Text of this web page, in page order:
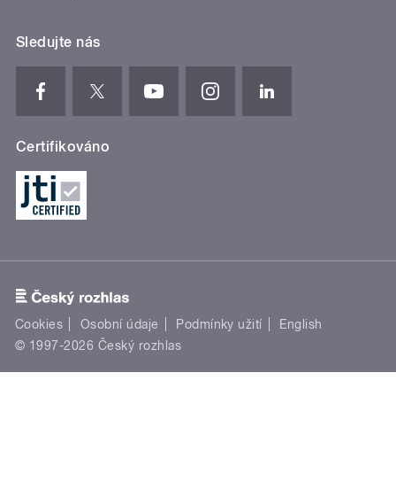
Sledujte nás
Certifikováno
Cookies Osobní údaje Podmínky užití
English
© 1997-2026 Český rozhlas